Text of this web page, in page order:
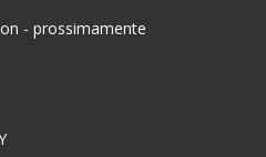
- prossimamente